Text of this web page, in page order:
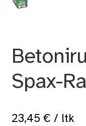
Spax-
23,45 € / ltk